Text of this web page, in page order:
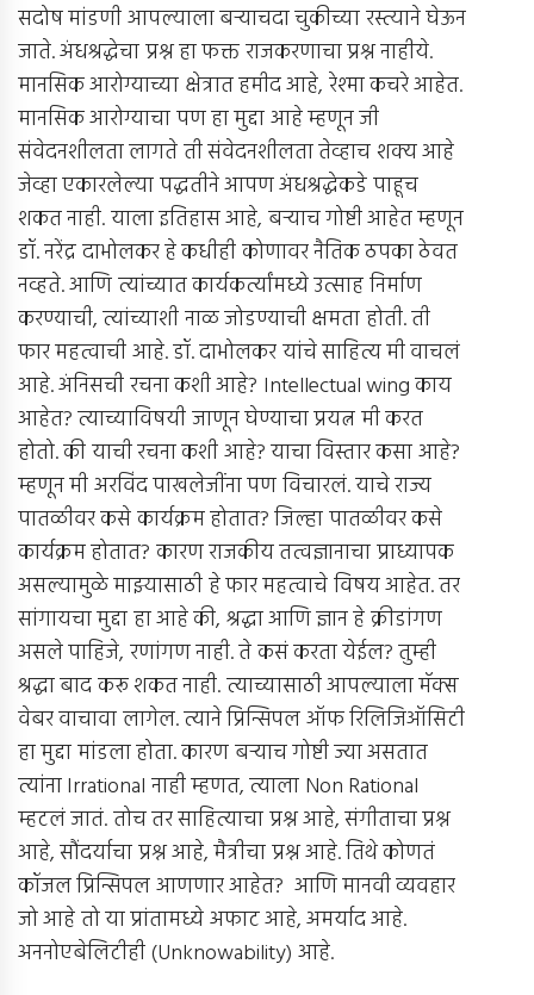
सदोष मांडणी आपल्याला बर्‍याचदा चुकीच्या रस्त्याने घेऊन
जाते. अंधश्रद्धेचा प्रश्न हा फक्त राजकरणाचा प्रश्न नाहीये.
मानसिक आरोग्याच्या क्षेत्रात हमीद आहे, रेश्मा कचरे आहेत.
मानसिक आरोग्याचा पण हा मुद्दा आहे म्हणून जी
संवेदनशीलता लागते ती संवेदनशीलता तेव्हाच शक्य आहे
जेव्हा एकारलेल्या पद्धतीने आपण अंधश्रद्धेकडे पाहूच
शकत नाही. याला इतिहास आहे, बर्‍याच गोष्टी आहेत म्हणून
डॉ. नरेंद्र दाभोलकर हे कधीही कोणावर नैतिक ठपका ठेवत
नव्हते. आणि त्यांच्यात कार्यकर्त्यांमध्ये उत्साह निर्माण
करण्याची, त्यांच्याशी नाळ जोडण्याची क्षमता होती. ती
फार महत्वाची आहे. डॉ. दाभोलकर यांचे साहित्य मी वाचलं
आहे. अंनिसची रचना कशी आहे? Intellectual wing काय
आहेत? त्याच्याविषयी जाणून घेण्याचा प्रयत्न मी करत
होतो. की याची रचना कशी आहे? याचा विस्तार कसा आहे?
म्हणून मी अरविंद पाखलेजींना पण विचारलं. याचे राज्य
पातळीवर कसे कार्यक्रम होतात? जिल्हा पातळीवर कसे
कार्यक्रम होतात? कारण राजकीय तत्वज्ञानाचा प्राध्यापक
असल्यामुळे माझ्यासाठी हे फार महत्वाचे विषय आहेत. तर
सांगायचा मुद्दा हा आहे की, श्रद्धा आणि ज्ञान हे क्रीडांगण
असले पाहिजे, रणांगण नाही. ते कसं करता येईल? तुम्ही
श्रद्धा बाद करू शकत नाही. त्याच्यासाठी आपल्याला मॅक्स
वेबर वाचावा लागेल. त्याने प्रिन्सिपल ऑफ रिलिजिऑसिटी
हा मुद्दा मांडला होता. कारण बर्‍याच गोष्टी ज्या असतात
त्यांना Irrational नाही म्हणत, त्याला Non Rational
म्हटलं जातं. तोच तर साहित्याचा प्रश्न आहे, संगीताचा प्रश्न
आहे, सौंदर्याचा प्रश्न आहे, मैत्रीचा प्रश्न आहे. तिथे कोणतं
कॉजल प्रिन्सिपल आणणार आहेत? आणि मानवी व्यवहार
जो आहे तो या प्रांतामध्ये अफाट आहे, अमर्याद आहे.
अननोएबेलिटीही (Unknowability) आहे.